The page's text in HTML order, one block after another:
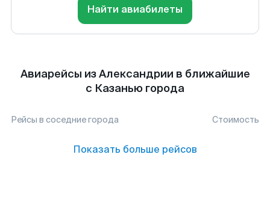
Найти авиабилеты
Авиарейсы из Александрии в ближайшие
с Казанью города
Рейсы в соседние города Стоимость
Показать больше рейсов